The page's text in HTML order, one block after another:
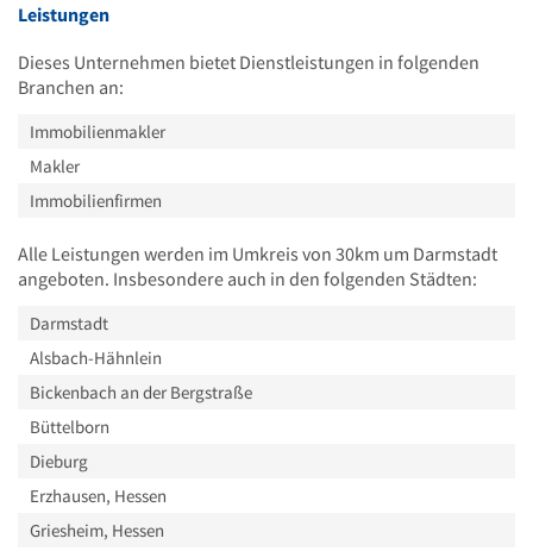
Leistungen
Dieses Unternehmen bietet Dienstleistungen in folgenden
Branchen an:
Immobilienmakler
Makler
Immobilienfirmen
Alle Leistungen werden im Umkreis von 30km um Darmstadt
angeboten. Insbesondere auch in den folgenden Städten:
Darmstadt
Alsbach-Hähnlein
Bickenbach an der Bergstraße
Büttelborn
Dieburg
Erzhausen, Hessen
Griesheim, Hessen